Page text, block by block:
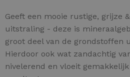
Geeft een mooie rustige, grijze
uitstraling - deze is
groot deel van de grondstoffen
Hierdoor ook wat zandachtig
nivelerend en vloeit